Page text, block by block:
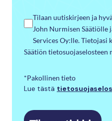
Tilaan uutiskirjeen ja
John Nurmisen Säätiölle
Services Oy:lle. Tietojasi
Säätiön tietosuojaselosteen
*Pakollinen tieto
Lue tästä